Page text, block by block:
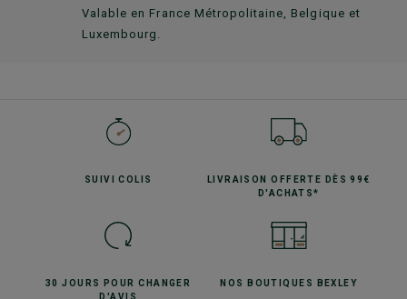
Valable en France Métropolitaine, Belgique et
Luxembourg.
SUIVICOLIS LIVRAISON OFFERTE
DÈS 99€
D'ACHATS*
30 JOURS POURCHANGER
D'AVIS
NOS BOUTIQUES BEXLEY